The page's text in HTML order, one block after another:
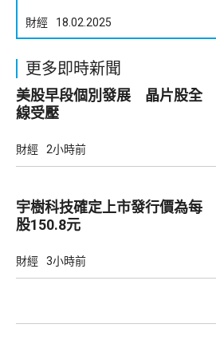
財經 18.02.2025
更多即時新聞
美股早段個別發展 晶片股全
線受壓
財經 2小時前
宇樹科技確定上市發行價為每
股150.8元
財經 3小時前